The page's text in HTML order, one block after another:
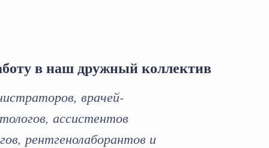
в наш дружный коллектив
врачей-
ассистентов
рентгенолаборантов и